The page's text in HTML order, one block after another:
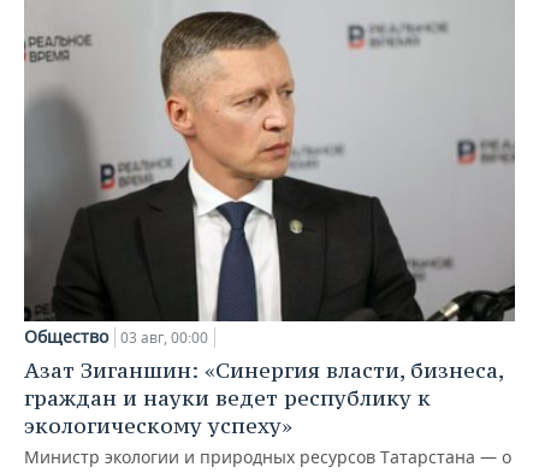
Общество 03 авг, 00:00
Азат Зиганшин: «Синергия власти, бизнеса,
граждан и науки ведет республику к
экологическому успеху»
Министр экологии и природных ресурсов Татарстана — о